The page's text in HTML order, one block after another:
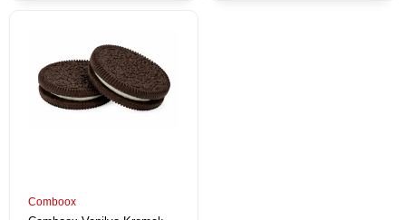
Comboox